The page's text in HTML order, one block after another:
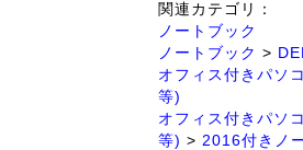
関連カテゴリ：
ノートブック
ノートブック >
オフィス付きパソ
等)
オフィス付きパソ
等) > 2016付きノ